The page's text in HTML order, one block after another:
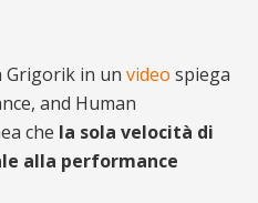
Grigorik in un video spiega
and Human
che la sola velocità di
alla performance